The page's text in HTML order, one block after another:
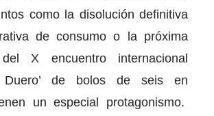
como la disolución definitiva
de consumo o la próxima
X encuentro internacional
Duero’ de bolos de seis en
un especial protagonismo.